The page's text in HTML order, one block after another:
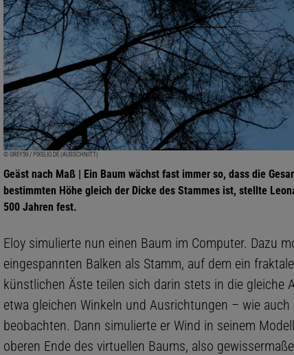
© GREY59 / PIXELIO.DE (AUSSCHNITT)
Geäst nach Maß | Ein Baum wächst fast immer so, dass die
bestimmten Höhe gleich der Dicke des Stammes ist, stellte
500 Jahren fest.
Eloy simulierte nun einen Baum im Computer. Dazu
eingespannten Balken als Stamm, auf dem ein
künstlichen Äste teilen sich darin stets in die gleiche
etwa gleichen Winkeln und Ausrichtungen – wie
beobachten. Dann simulierte er Wind in seinem
oberen Ende des virtuellen Baums, also